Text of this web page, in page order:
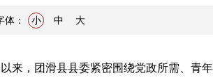
体： 小 中 大
，团滑县县委紧密围绕党政所需、青年